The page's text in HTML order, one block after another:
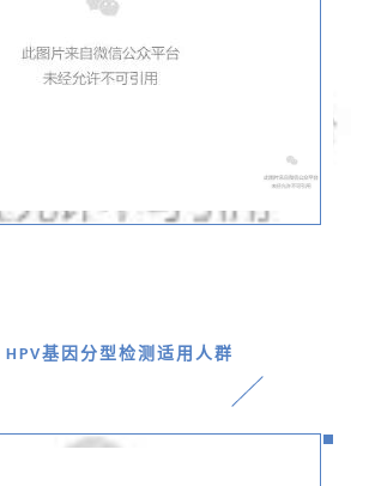
HPV基因分型检测适用人群